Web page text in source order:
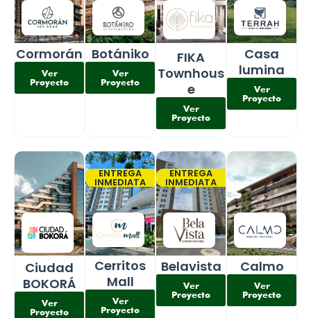
Cormorán
Ver
Proyecto
Botániko
Ver
Proyecto
FIKA
Townhous
e
Ver
Proyecto
Casa
lumina
Ver
Proyecto
Ciudad
BOKORÁ
Ver
Proyecto
ENTREGA
INMEDIATA
Cerritos
Mall
Ver
Proyecto
ENTREGA
INMEDIATA
Belavista
Ver
Proyecto
Calmo
Ver
Proyecto